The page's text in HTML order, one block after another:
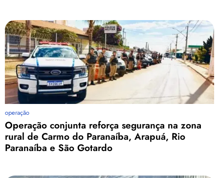
operação
Operação conjunta reforça segurança na zona
rural de Carmo do Paranaíba, Arapuá, Rio
Paranaíba e São Gotardo